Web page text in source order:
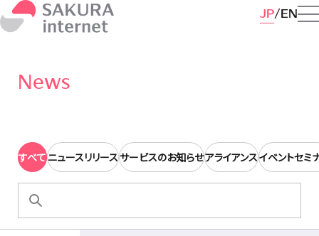
JP EN
News
すべてニュースリリースサービスのお知らせアライアンスイベントセミ